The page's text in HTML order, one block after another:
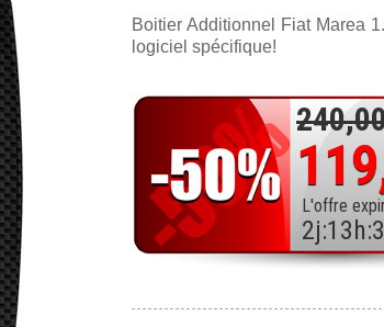
Boitier Additionnel Fiat Marea
logiciel spécifique!
L'offre
2j:13 h: